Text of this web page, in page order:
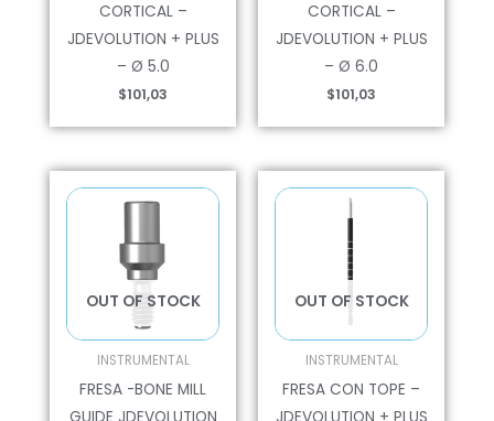
CORTICAL –
JDEVOLUTION + PLUS
– Ø 5.0
$101,03
CORTICAL –
JDEVOLUTION + PLUS
– Ø 6.0
$101,03
OUT OF STOCK
INSTRUMENTAL
FRESA -BONE MILL
OUT OF STOCK
INSTRUMENTAL
FRESA CON TOPE –